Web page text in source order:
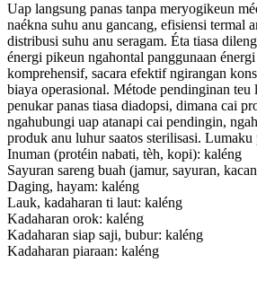
Uap langsung panas tanpa meryogikeun
naékna suhu anu gancang, efisiensi termal
distribusi suhu anu seragam. Éta tiasa
énergi pikeun ngahontal panggunaan
komprehensif, sacara efektif ngirangan
biaya operasional. Métode pendinginan teu
penukar panas tiasa diadopsi, dimana cai
ngahubungi uap atanapi cai pendingin,
produk anu luhur saatos sterilisasi.
Inuman (protéin nabati, tèh, kopi): kaléng
Sayuran sareng buah (jamur, sayuran,
Daging, hayam: kaléng
Lauk, kadaharan ti laut: kaléng
Kadaharan orok: kaléng
Kadaharan siap saji, bubur: kaléng
Kadaharan piaraan: kaléng